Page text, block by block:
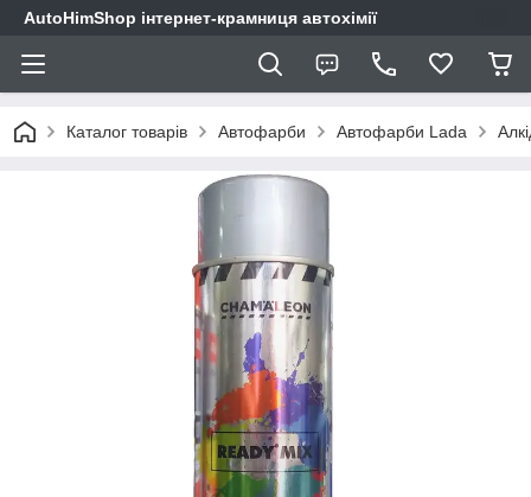
AutoHimShop інтернет-крамниця автохімії
Каталог товарів Автофарби Автофарби Lada